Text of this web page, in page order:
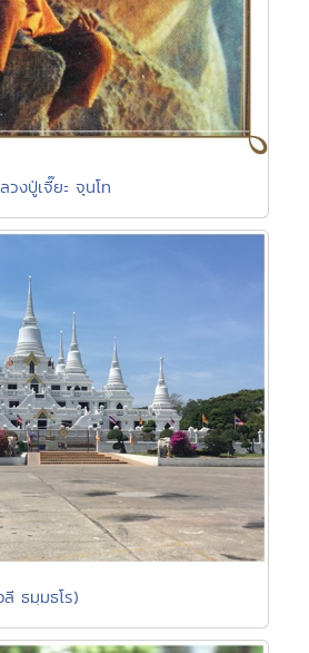
วงปู่เจี๊ยะ จุนโท
ธมฺมธโร)